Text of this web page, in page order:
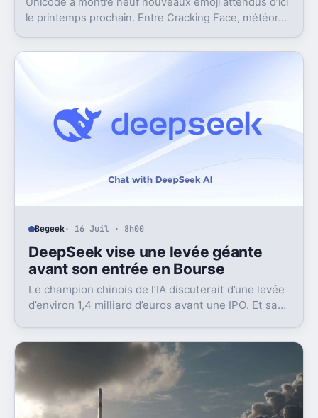
le printemps prochain. Entre Cracking Face, météore
Begeek· 16 Juil · 8h00
DeepSeek vise une levée géante
avant son entrée en Bourse
Le champion chinois de l’IA discuterait d’une levée
d’environ 1,4 milliard d’euros avant une IPO. Et sa